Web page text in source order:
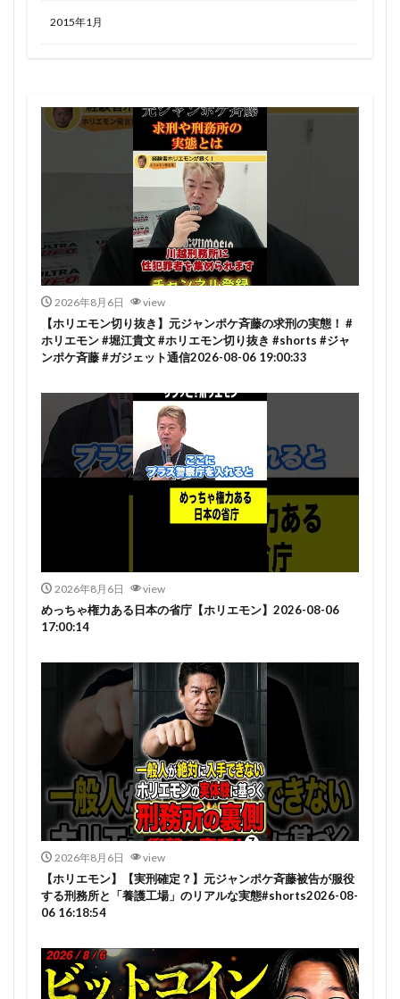
2015年1月
2026年8月6日 view
【ホリエモン切り抜き】元ジャンポケ斉藤の求刑の実態！ #
ホリエモン #堀江貴文 #ホリエモン切り抜き #shorts #ジャ
ンポケ斉藤 #ガジェット通信2026-08-06 19:00:33
2026年8月6日 view
めっちゃ権力ある日本の省庁【ホリエモン】2026-08-06
17:00:14
2026年8月6日 view
【ホリエモン】【実刑確定？】元ジャンポケ斉藤被告が服役
する刑務所と「養護工場」のリアルな実態#shorts2026-08-
06 16:18:54